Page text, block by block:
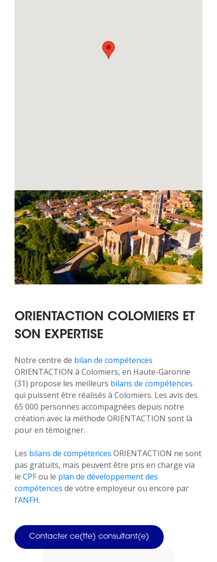
ORIENTACTION COLOMIERS ET
SON EXPERTISE
Notre centre de bilan de compétences
ORIENTACTION à Colomiers, en Haute-Garonne
(31) propose les meilleurs bilans de compétences
qui puissent être réalisés à Colomiers. Les avis des
65 000 personnes accompagnées depuis notre
création avec la méthode ORIENTACTION sont là
pour en témoigner.
Les bilans de compétences ORIENTACTION ne sont
pas gratuits, mais peuvent être pris en charge via
le CPFou le plan de développement des
compétences de votre employeur ou encore par
l’ANFH.
Contacter ce(tte) consultant(e)